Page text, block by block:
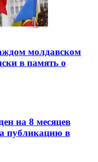
молдавском
в память о
на 8 месяцев
публикацию в